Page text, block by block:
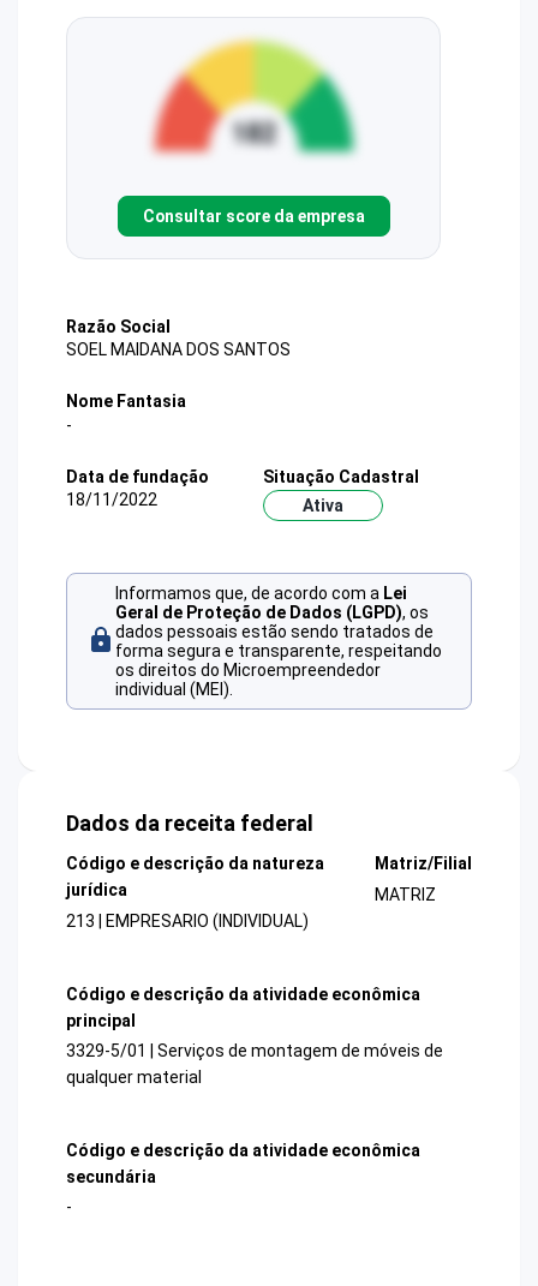
Consultar score da empresa
Razão Social
SOEL MAIDANA DOS SANTOS
Nome Fantasia
-
Data de fundação
18/11/2022
Situação Cadastral
Ativa
Informamos que, de acordo com a Lei
Geral de Proteção de Dados (LGPD), os
dados pessoais estão sendo tratados de
forma segura e transparente, respeitando
os direitos do Microempreendedor
individual (MEI).
Dados da receita federal
Código e descrição da natureza
jurídica
213 | EMPRESARIO (INDIVIDUAL)
Matriz/Filial
MATRIZ
Código e descrição da atividade econômica
principal
3329-5/01 | Serviços de montagem de móveis de
qualquer material
Código e descrição da atividade econômica
secundária
-